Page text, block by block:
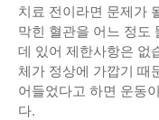
치료 전이라면 문제가
막힌 혈관을 어느 정도
데 있어 제한사항은 없
체가 정상에 가깝기 때
어들었다고 하면 운동
다.